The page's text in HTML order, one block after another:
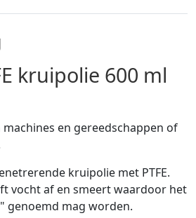
kruipolie 600 ml
en gereedschappen of
kruipolie met PTFE.
vocht af en smeert waardoor het
genoemd mag worden.